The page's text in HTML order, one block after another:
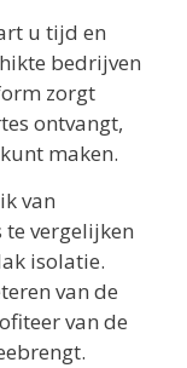
u tijd en
bedrijven
zorgt
ontvangt,
maken.
van
vergelijken
isolatie.
van de
van de